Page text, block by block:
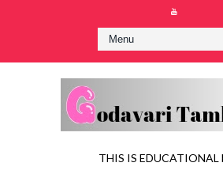
THIS IS EDUCATIONAL